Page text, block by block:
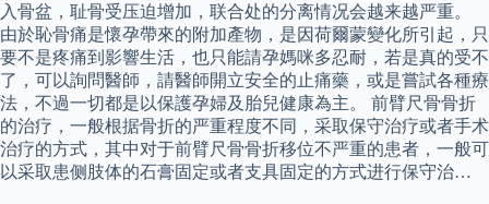
入骨盆，耻骨受压迫增加，联合处的分离情况会越来越严重。
由於恥骨痛是懷孕帶來的附加產物，是因荷爾蒙變化所引起，只
要不是疼痛到影響生活，也只能請孕媽咪多忍耐，若是真的受不
了，可以詢問醫師，請醫師開立安全的止痛藥，或是嘗試各種療
法，不過一切都是以保護孕婦及胎兒健康為主。 前臂尺骨骨折
的治疗，一般根据骨折的严重程度不同，采取保守治疗或者手术
治疗的方式，其中对于前臂尺骨骨折移位不严重的患者，一般可
以采取患侧肢体的石膏固定或者支具固定的方式进行保守治…